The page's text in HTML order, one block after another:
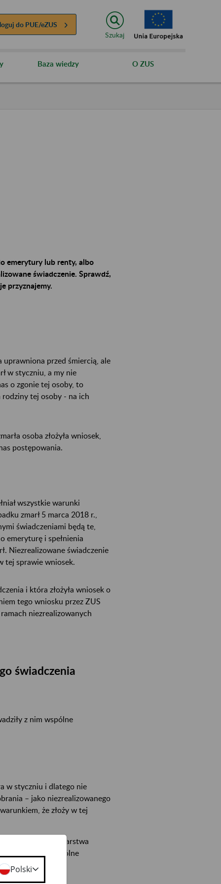
do PUE/eZUS
Szukaj
Baza wiedzy O ZUS
emerytury lub renty, albo
świadczenie. Sprawdź,
przyznajemy.
uprawniona przed śmiercią, ale
w styczniu, a my nie
o zgonie tej osoby, to
rodziny tej osoby - na ich
osoba złożyła wniosek,
postępowania.
wszystkie warunki
zmarł 5 marca 2018 r.,
świadczeniami będą te,
emeryturę i spełnienia
Niezrealizowane świadczenie
tej sprawie wniosek.
i która złożyła wniosek o
tego wniosku przez ZUS
niezrealizowanych
świadczenia
z nim wspólne
w styczniu i dlatego nie
– jako niezrealizowanego
że złoży w tej
prowadził gospodarstwa
prowadziła wspólne
Polski